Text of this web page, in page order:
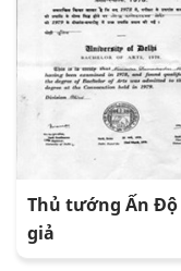
Thủ tướng Ấn
giả